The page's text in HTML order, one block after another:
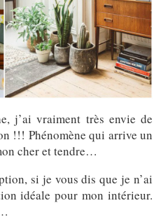
j’ai vraiment très envie de
!!! Phénomène qui arrive un
cher et tendre…
si je vous dis que je n’ai
idéale pour mon intérieur.